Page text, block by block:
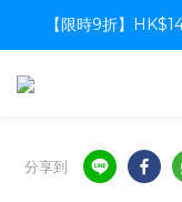
【限時9折】
【限時9折】
支付系統升級中，
分享到